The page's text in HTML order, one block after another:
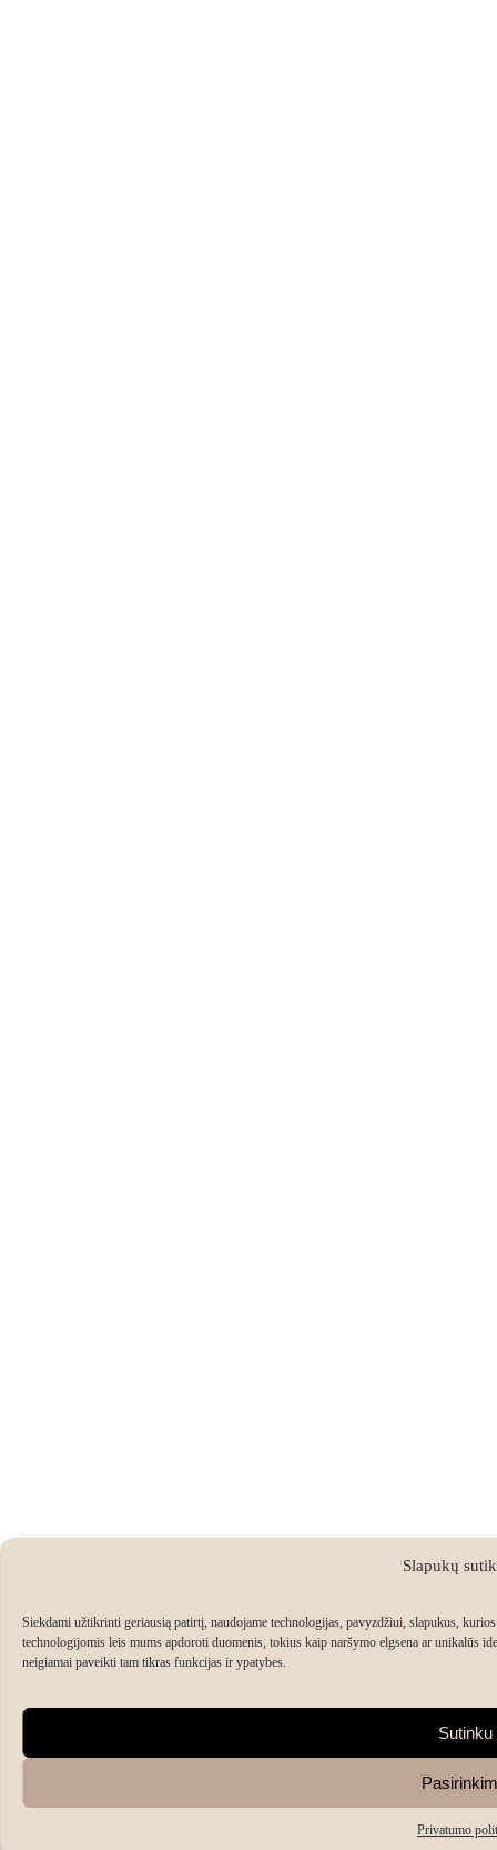
Slapukų
Siekdami užtikrinti geriausią patirtį, naudojame technologijas, pavyzdžiui, slapukus,
technologijomis leis mums apdoroti duomenis, tokius kaip naršymo elgsena ar unikalūs
neigiamai paveikti tam tikras funkcijas ir ypatybes.
Sutinku
Privatumo